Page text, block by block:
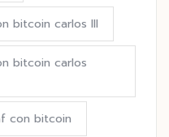
bitcoin carlos III
bitcoin carlos
con bitcoin